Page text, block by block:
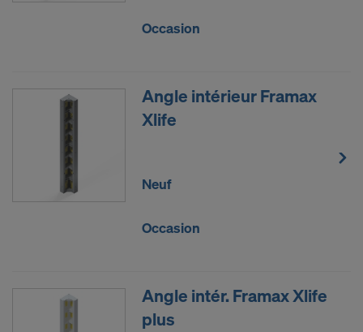
Occasion
Angle intérieur Framax
Xlife
Neuf
Occasion
Angle intér. Framax Xlife
plus